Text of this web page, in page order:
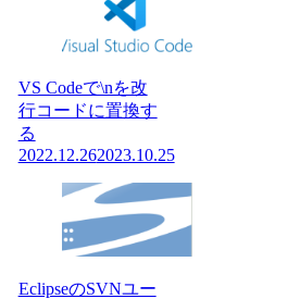
VS Codeで\nを改
行コードに置換す
る
2022.12.262023.10.25
EclipseのSVNユー